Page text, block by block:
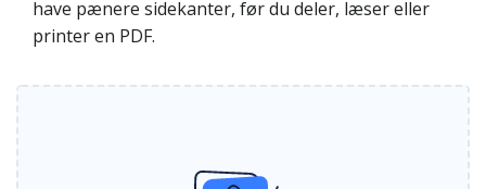
have pænere sidekanter, før du deler, læser eller
printer en PDF.